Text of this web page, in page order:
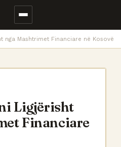
nga Mashtrimet Financiare në Kosovë
Ligjërisht
Financiare